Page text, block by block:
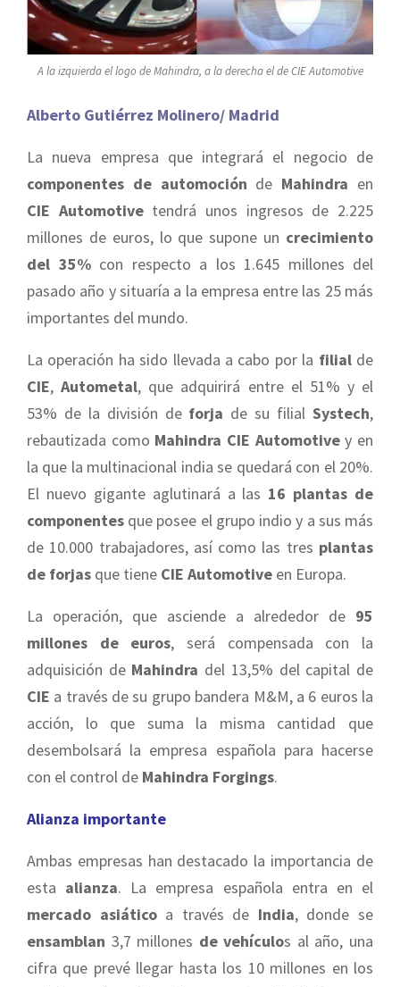
A la izquierda el logo de Mahindra, a la derecha el de CIE Automotive
Alberto Gutiérrez Molinero/ Madrid
La nueva empresa que integrará el negocio de
componentes de automoción de Mahindra en
CIE Automotivetendrá unos ingresos de 2.225
millones de euros, lo que supone un crecimiento
del 35%con respecto a los 1.645 millones del
pasado año y situaría a la empresa entre las 25 más
importantes del mundo.
La operación ha sido llevada a cabo por la filialde
CIE,Autometal, que adquirirá entre el 51% y el
53% de la división de forja de su filialSystech,
rebautizada como Mahindra CIE Automotivey en
la que la multinacional india se quedará con el 20%.
El nuevo gigante aglutinará a las 16 plantas de
componentes que posee el grupo indio y a sus más
de 10.000 trabajadores, así como las tres plantas
de forjas que tiene CIE Automotive en Europa.
La operación, que asciende a alrededor de 95
millones de euros, será compensada con la
adquisición de Mahindra del 13,5% del capital de
CIE a través de su grupo bandera M&M, a 6 euros la
acción, lo que suma la misma cantidad que
desembolsará la empresa española para hacerse
con el control de Mahindra Forgings.
Alianza importante
Ambas empresas han destacado la importancia de
esta alianza. La empresa española entra en el
mercado asiáticoa través de India, donde se
ensamblan 3,7 millones de vehículos al año, una
cifra que prevé llegar hasta los 10 millones en los